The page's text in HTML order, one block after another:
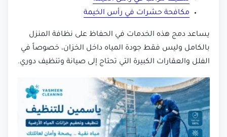
مكافحة حشرات في رأس الخيمة
يساعد دمج هذه الخدمات في الحفاظ على نظافة المنزل
بالكامل وليس فقط جودة المياه داخل الخزان، خصوصاً في
الفلل والعقارات الكبيرة التي تحتاج إلى صيانة وتنظيف دوري.